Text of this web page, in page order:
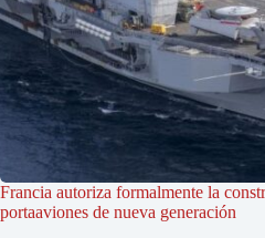
Francia autoriza formalmente la
portaaviones de nueva generación